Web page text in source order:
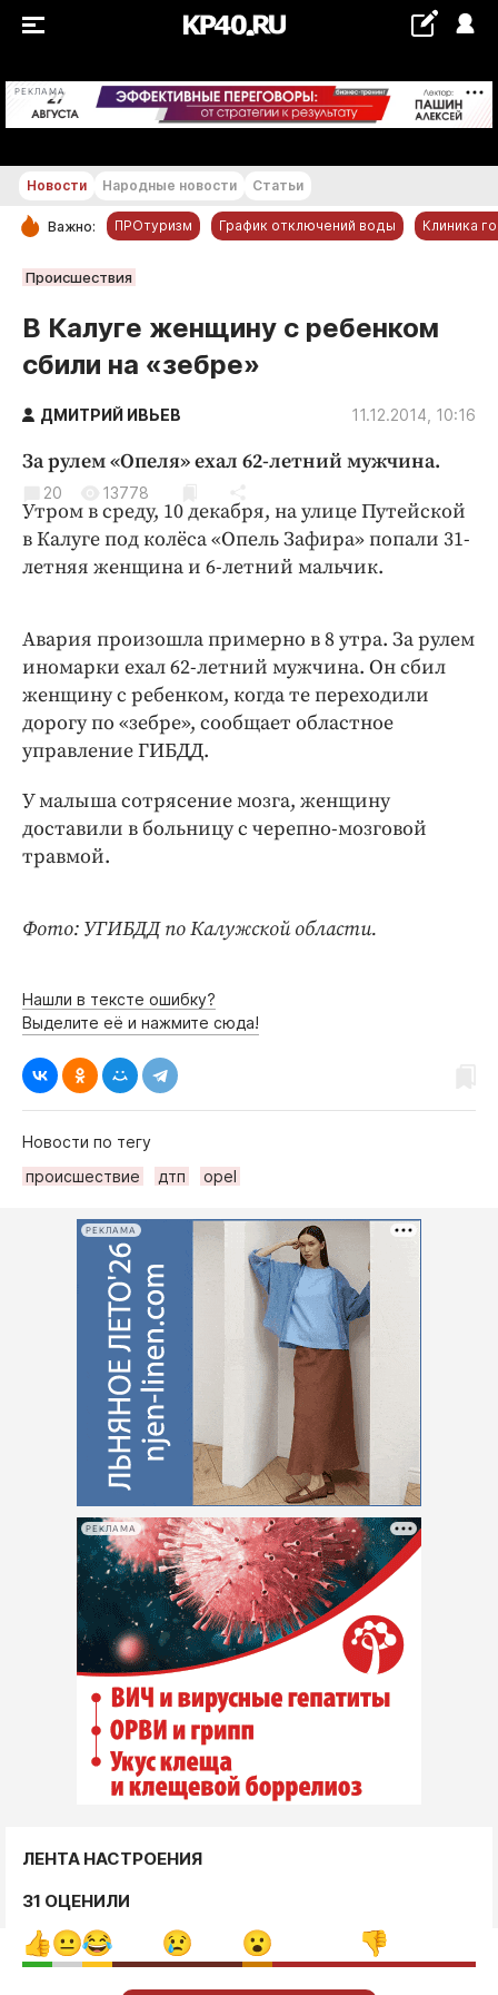
РЕКЛАМА +19...+20 °С
РУБРИКИ
Новости компаний
Статьи
Народные новости
Криминал
Культура
Недвижимость и ЖКХ
Общество
Погода
Праздники
Происшествия
Экономика и бизнес
ПРОЕКТЫ
Издания
Интересное чтиво
Клиника года
Бренд года
Новости Народные новости Статьи
Важно: ПРОтуризм График отключений воды Клиника
Происшествия
В Калуге женщину с ребенком
сбили на «зебре»
ДМИТРИЙ ИВЬЕВ 11.12.2014, 10:16
За рулем «Опеля» ехал 62-летний мужчина.
20 13778
Утром в среду, 10 декабря, на улице Путейской
в Калуге под колёса «Опель Зафира» попали 31-
летняя женщина и 6-летний мальчик.
Авария произошла примерно в 8 утра. За рулем
иномарки ехал 62-летний мужчина. Он сбил
женщину с ребенком, когда те переходили
дорогу по «зебре», сообщает областное
управление ГИБДД.
У малыша сотрясение мозга, женщину
доставили в больницу с черепно-мозговой
травмой.
Фото: УГИБДД по Калужской области.
Нашли в тексте ошибку?
Выделите её и нажмите сюда!
Новости по тегу
происшествие
дтп opel
РЕКЛАМА
РЕКЛАМА
ЛЕНТА НАСТРОЕНИЯ
31 ОЦЕНИЛИ